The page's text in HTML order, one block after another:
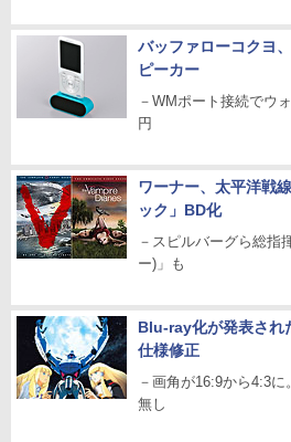
バッファローコクヨ
ピーカー
－WMポート接続でウ
円
ワーナー、太平洋戦
ック」BD化
－スピルバーグら総指
ー)」も
Blu-ray化が発表され
仕様修正
－画角が16:9から4:3
無し